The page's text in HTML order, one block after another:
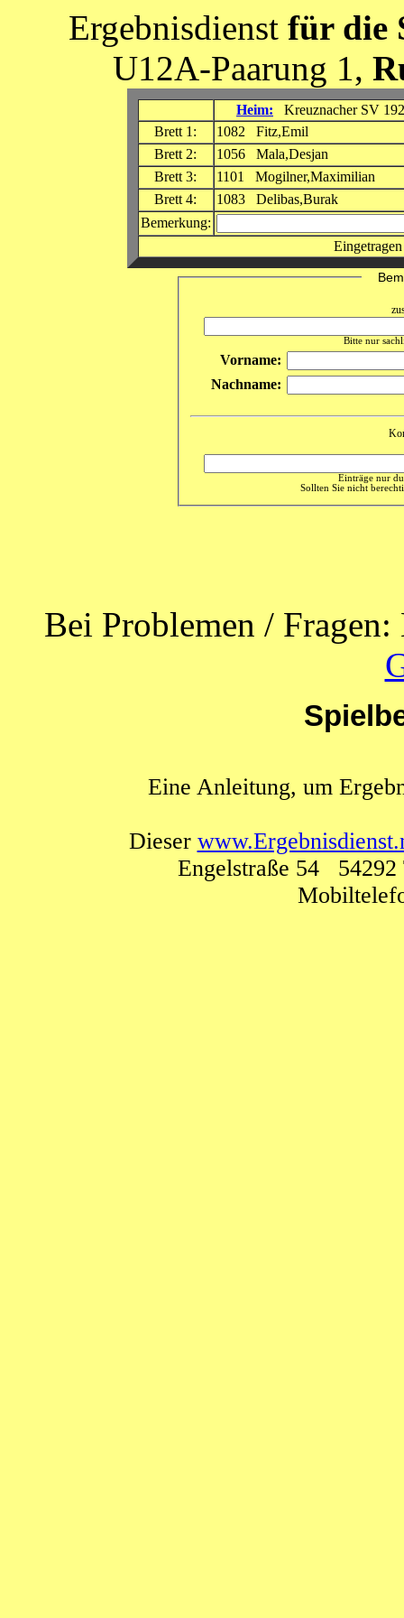
Ergebnisdienst für die
U12A-Paarung 1,
Heim:
Kreuznacher SV
Brett 1:
1082 Fitz,Emil
Brett 2:
1056 Mala,Desjan
Brett 3:
1101 Mogilner,Maximilian
Brett 4:
1083 Delibas,Burak
Bemerkung:
Bitte nur
Vorname:
Nachname:
Einträge nur
Sollten Sie nicht
Bei Problemen /
Eine Anleitung, um
Dieser
Engelstraße 54